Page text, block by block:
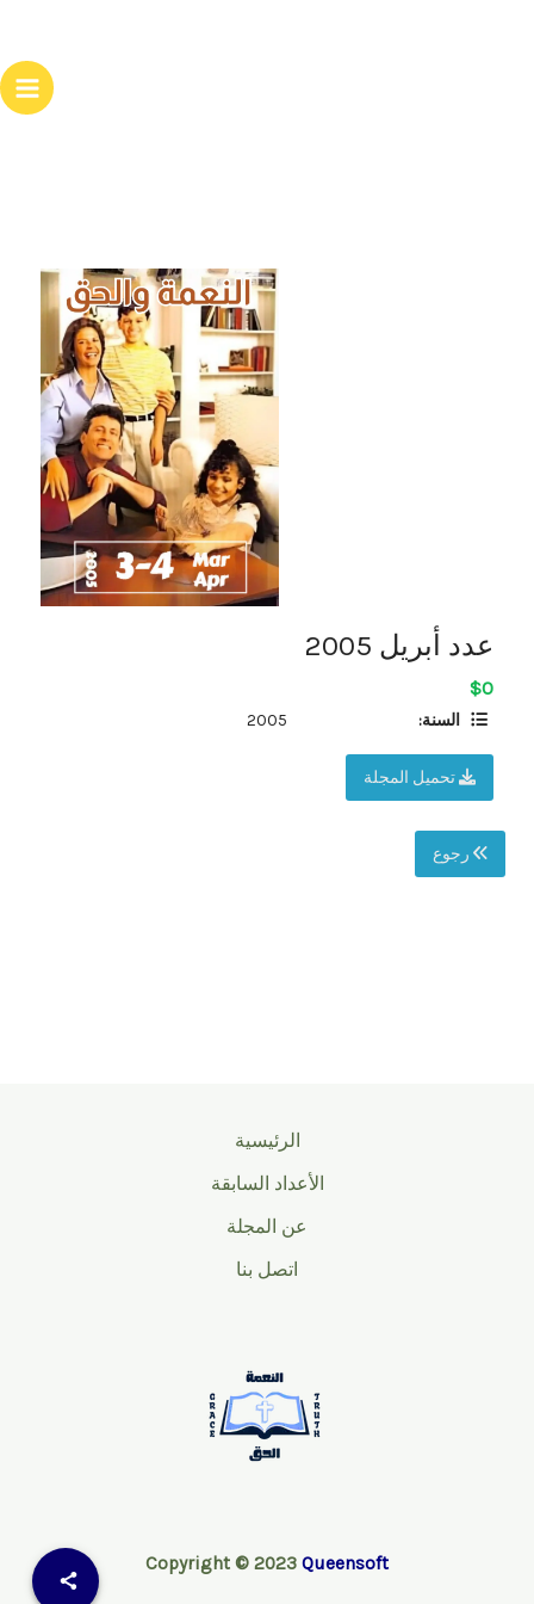
عدد أبريل 2005
$0
السنة: 2005
تحميل المجلة
رجوع
الرئيسية
الأعداد السابقة
عن المجلة
اتصل بنا
Copyright © 2023 Queensoft